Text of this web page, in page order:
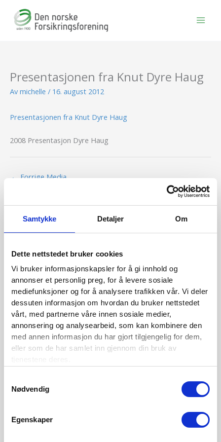
Samtykke Detaljer Om
Dette nettstedet bruker cookies
Vi bruker informasjonskapsler for å gi innhold og
annonser et personlig preg, for å levere sosiale
mediefunksjoner og for å analysere trafikken vår. Vi deler
dessuten informasjon om hvordan du bruker nettstedet
vårt, med partnerne våre innen sosiale medier,
annonsering og analysearbeid, som kan kombinere den
med annen informasjon du har gjort tilgjengelig for dem,
eller som de har samlet inn gjennom din bruk av
tjenestene deres.
Nødvendig
Egenskaper
Presentasjonen fra Knut Dyre Haug
Av michelle / 16. august 2012
Presentasjonen fra Knut Dyre Haug
2008 Presentasjon Dyre Haug
← Forrige Media
BLI MEDLEM
Se medlemsfordeler og bli medlem her
Siste nytt
Nordisk Forsikringstidsskrift nr. 1/2026
Nominer din kandidat til Forsikringsprisen 2025
Nordisk Forsikringstidsskrift nr. 1/2025
Nordisk Forsikringstidsskrift nr. 3/2024